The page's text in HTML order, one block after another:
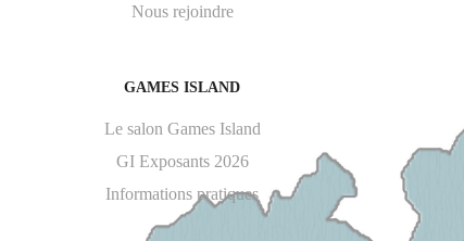
Nous rejoindre
GAMES ISLAND
Le salon Games Island
GI Exposants 2026
Informations pratiques